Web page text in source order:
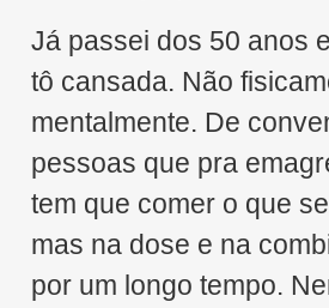
Já passei dos 50 anos
tô cansada. Não
mentalmente. De
pessoas que pra
tem que comer o que
mas na dose e na
por um longo tempo.